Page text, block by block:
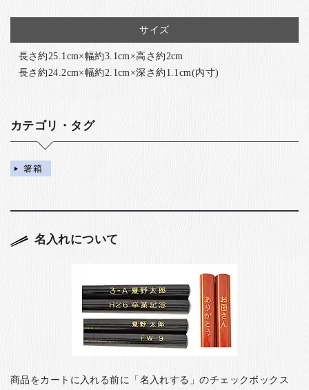
サイズ
長さ約25.1cm×幅約3.1cm×高さ約2cm
長さ約24.2cm×幅約2.1cm×深さ約1.1cm(内寸)
カテゴリ・タグ
箸箱
名入れについて
商品をカートに入れる前に「名入れする」のチェックボックス